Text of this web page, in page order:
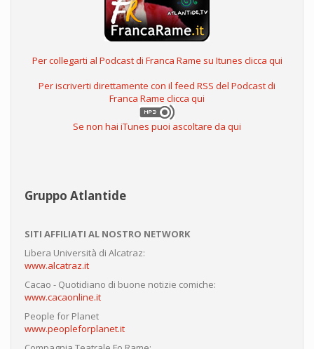
Per collegarti al Podcast di Franca Rame su Itunes clicca qui
Per iscriverti direttamente con il feed RSS del Podcast di
Franca Rame clicca qui
Se non hai iTunes puoi ascoltare da qui
Gruppo Atlantide
SITI AFFILIATI AL NOSTRO NETWORK
Libera Università di Alcatraz:
www.alcatraz.it
Cacao - Quotidiano di buone notizie comiche:
www.cacaonline.it
People for Planet
www.peopleforplanet.it